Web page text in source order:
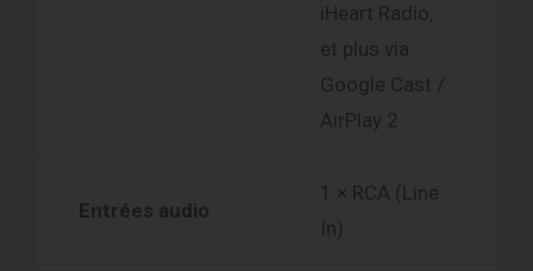
iHeart Radio,
et plus via
Google Cast /
AirPlay 2
Entrées audio
1 × RCA (Line
In)